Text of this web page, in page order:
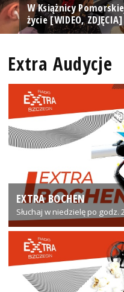
W Książnicy
życie [WIDEO, ZDJĘCIA]
Extra Audycje
EXTRA BOCHEN
Słuchaj w niedzielę po godz.